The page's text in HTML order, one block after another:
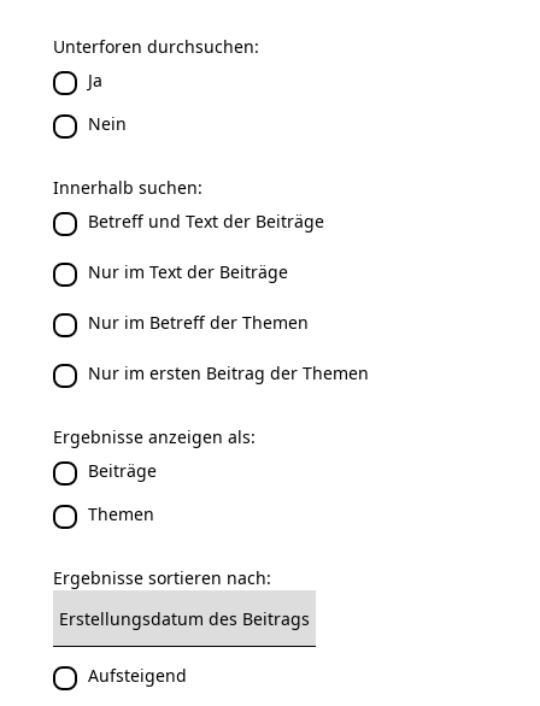
Unterforen durchsuchen:
Ja
Nein
Innerhalb suchen:
Betreff und Text der Beiträge
Nur im Text der Beiträge
Nur im Betreff der Themen
Nur im ersten Beitrag der Themen
Ergebnisse anzeigen als:
Beiträge
Themen
Ergebnisse sortieren nach:
Aufsteigend